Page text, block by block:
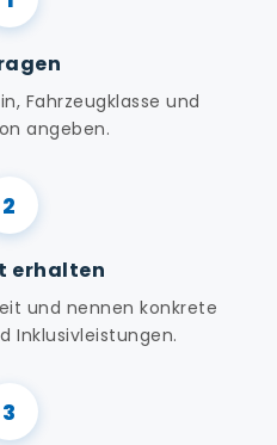
Fahrzeugklasse und
angeben.
erhalten
und nennen konkrete
Inklusivleistungen.